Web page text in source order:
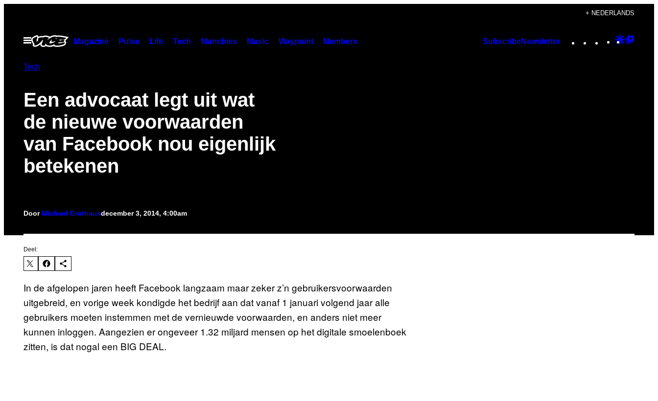
+ NEDERLANDS
Open
menu
Magazine Pulse Life Tech Munchies Music Waypoint Members SubscribeNewsletter Instagram
TikTok
YouTube
Google
Tech
Een advocaat legt uit wat
de nieuwe voorwaarden
van Facebook nou eigenlijk
betekenen
Door Michael Grothausdecember 3, 2014, 4:00am
Deel:
In de afgelopen jaren heeft Facebook langzaam maar zeker z’n gebruikersvoorwaarden
uitgebreid, en vorige week kondigde het bedrijf aan dat vanaf 1 januari volgend jaar alle
gebruikers moeten instemmen met de vernieuwde voorwaarden, en anders niet meer
kunnen inloggen. Aangezien er ongeveer 1.32 miljard mensen op het digitale smoelenboek
zitten, is dat nogal een BIG DEAL.